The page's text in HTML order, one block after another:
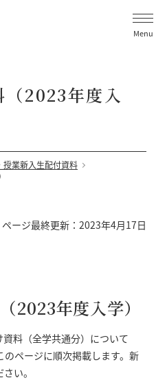
Menu
（2023年度入
授業新入生配付資料
ページ最終更新：2023年4月17日
2023年度入学）
料（全学共通分）について
ページに順次掲載します。新
い。